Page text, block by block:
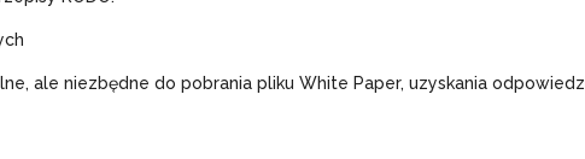
ale niezbędne do pobrania pliku White Paper, uzyskania